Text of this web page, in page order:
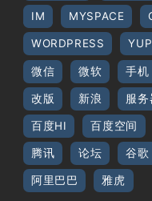
IM MYSPACE
WORDPRESS
微信 微软 手机
改版 新浪 服务
百度HI 百度空间
腾讯 论坛 谷歌
阿里巴巴 雅虎